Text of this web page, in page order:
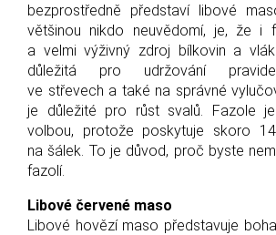
bezprostředně představí libové
většinou nikdo neuvědomí, je, že i
a velmi výživný zdroj bílkovin a
důležitá pro udržování
ve střevech a také na správné
je důležité pro růst svalů. Fazole
volbou, protože poskytuje skoro
na šálek. To je důvod, proč byste
fazolí.
Libové červené maso
Libové hovězí maso představuje